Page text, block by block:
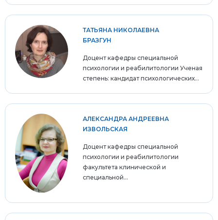
ТАТЬЯНА НИКОЛАЕВНА
БРАЗГУН
Доцент кафедры специальной
психологии и реабилитологии Ученая
степень: кандидат психологических...
АЛЕКСАНДРА АНДРЕЕВНА
ИЗВОЛЬСКАЯ
Доцент кафедры специальной
психологии и реабилитологии
факультета клинической и
специальной...